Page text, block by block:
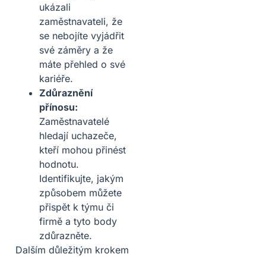
ukázali
zaměstnavateli, že
se nebojíte vyjádřit
své záměry a že
máte přehled o své
kariéře.
Zdůraznění
přínosu:
Zaměstnavatelé
hledají uchazeče,
kteří mohou přinést
hodnotu.
Identifikujte, jakým
způsobem můžete
přispět k týmu či
firmě a tyto body
zdůrazněte.
Dalším důležitým krokem